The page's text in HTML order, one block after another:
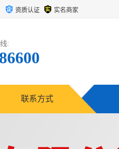
资质认证 实名商家
:
联系方式